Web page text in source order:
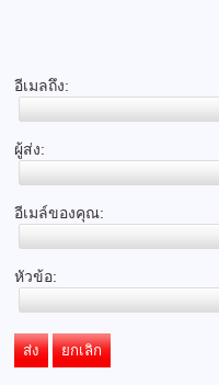
อีเมลถึง:
ผู้ส่ง:
อีเมล์ของคุณ:
หัวข้อ:
ส่ง ยกเลิก